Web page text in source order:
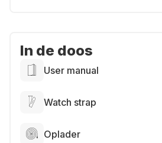
In de doos
User manual
Watch strap
Oplader